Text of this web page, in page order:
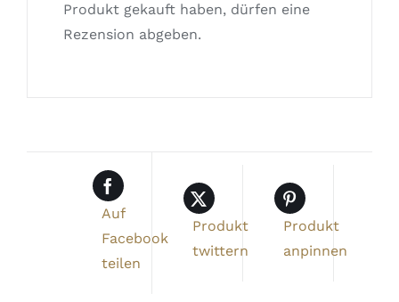
Produkt gekauft haben, dürfen eine
Rezension abgeben.
Auf
Facebook
teilen
Produkt
twittern
Produkt
anpinnen